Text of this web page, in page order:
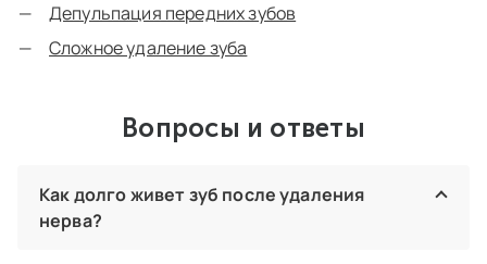
Депульпация передних зубов
Сложное удаление зуба
Вопросы и ответы
Как долго живет зуб после удаления
нерва?